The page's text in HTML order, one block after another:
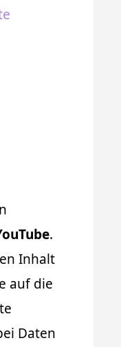
.
Inhalt
auf die
Daten